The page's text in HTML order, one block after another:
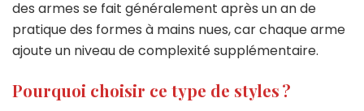
des armes se fait généralement après un an de
pratique des formes à mains nues, car chaque arme
ajoute un niveau de complexité supplémentaire.
Pourquoi choisir ce type de styles ?